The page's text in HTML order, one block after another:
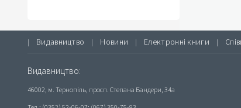
| Видавництво | Новини | Електронні книги |
Видавництво:
46002, м. Тернопіль, просп. Степана Бандери, 34а